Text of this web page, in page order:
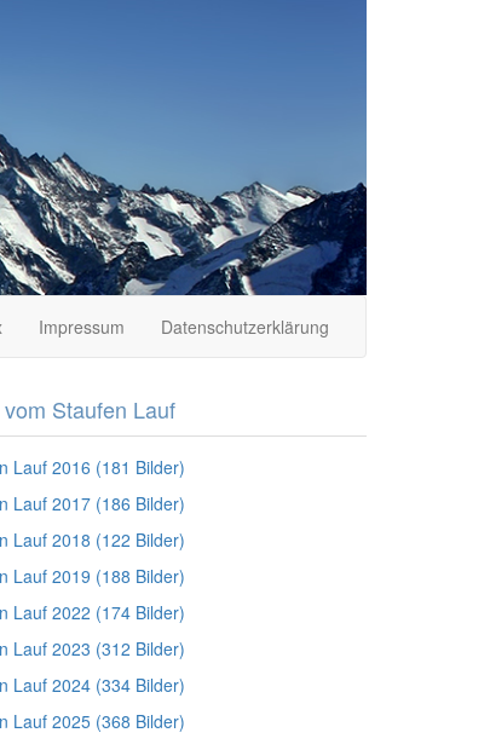
Impressum Datenschutzerklärung
Staufen Lauf
Lauf 2016 (181 Bilder)
Lauf 2017 (186 Bilder)
Lauf 2018 (122 Bilder)
Lauf 2019 (188 Bilder)
Lauf 2022 (174 Bilder)
Lauf 2023 (312 Bilder)
Lauf 2024 (334 Bilder)
Lauf 2025 (368 Bilder)